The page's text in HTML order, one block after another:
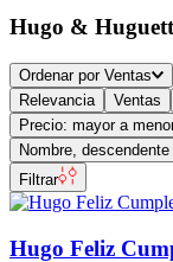
Hugo &
Ordenar por Ventas
Relevancia
Ventas
Precio: mayor a
Nombre, descendente
Filtrar
Hugo Feliz